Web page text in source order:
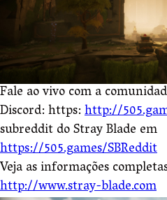
Fale ao vivo com a
Discord: https:http://
subreddit do Stray Blade em
https://505.games/SBReddit
Veja as informações
http://www.stray-blade.com